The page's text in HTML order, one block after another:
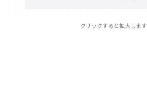
クリックすると拡大します